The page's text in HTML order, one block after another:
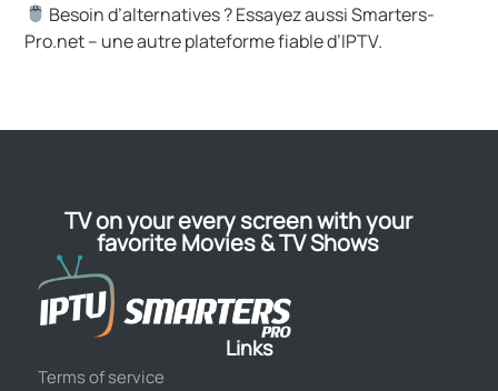
Besoin d’alternatives ? Essayez aussiSmarters-
Pro.net– une autre plateforme fiable d’IPTV.
TV on your every screen with your
favorite Movies & TV Shows
Links
Terms of service